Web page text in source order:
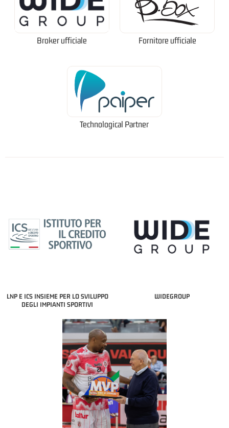
Broker ufficiale Fornitore ufficiale
Technological Partner
LNP E ICS INSIEME PER LO SVILUPPO
DEGLI IMPIANTI SPORTIVI
WIDEGROUP